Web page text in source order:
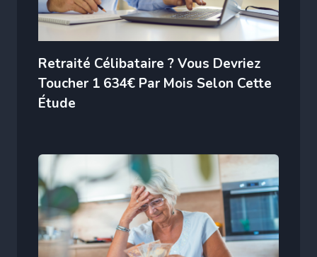
Retraité Célibataire ? Vous Devriez
Toucher 1 634€ Par Mois Selon Cette
Étude